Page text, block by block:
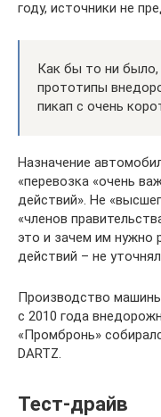
году, источники не
Как бы то ни было,
прототипы
пикап с очень
Назначение
«перевозка «очень
действий». Не
«членов
это и зачем им нужно
действий – не
Производство
с 2010 года
«Промбронь»
DARTZ.
Тест-драйв